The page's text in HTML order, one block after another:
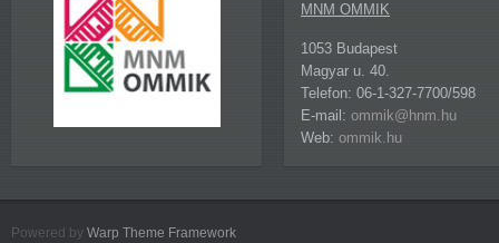
MNM OMMIK
1053 Budapest
Magyar u. 40.
Telefon: 06-1-327-7700/598
E-mail: ommik@hnm.hu
Web: ommik.hu
Powered by Warp Theme Framework